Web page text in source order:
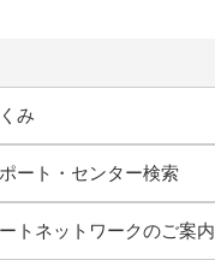
み
ート・ センター検索
ト ネットワークのご案内